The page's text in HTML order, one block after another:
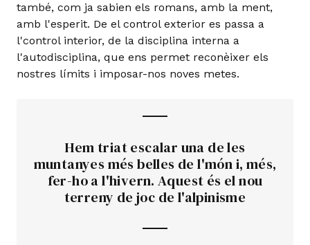
també, com ja sabien els romans, amb la ment,
amb l'esperit. De el control exterior es passa a
l'control interior, de la disciplina interna a
l'autodisciplina, que ens permet reconèixer els
nostres límits i imposar-nos noves metes.
Hem triat escalar una de les
muntanyes més belles de l'món i, més,
fer-ho a l'hivern. Aquest és el nou
terreny de joc de l'alpinisme